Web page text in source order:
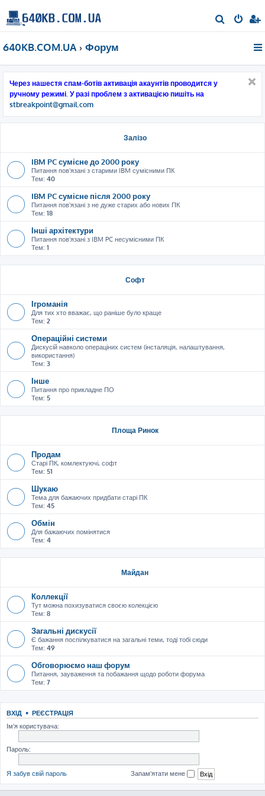
о
640KB.COM.UA Форум
Через нашестя спам-ботів активація акаунтів проводится у
ручному режимі. У разі проблем з активацією пишіть на
stbreakpoint@gmail.com
Залізо
IBM PC сумісне до 2000 року
Питання пов'язані з старими IBM сумісними ПК
Тем: 40
IBM PC сумісне після 2000 року
Питання пов'язані з не дуже старих або нових ПК
Тем: 18
Інші архітектури
Питання пов'язані з IBM PC несумісними ПК
Тем: 1
Софт
Ігроманія
Для тих хто вважає, що раніше було краще
Тем: 2
Операційні системи
Дискусій навколо операціних систем (інсталяція, налаштування,
використання)
Тем: 3
Інше
Питання про прикладне ПО
Тем: 5
Площа Ринок
Продам
Старі ПК, комлектуючі, софт
Тем: 51
Шукаю
Тема для бажаючих придбати старі ПК
Тем: 45
Обмін
Для бажаючих помінятися
Тем: 4
Майдан
Коллекції
Тут можна похизуватися своєю колекцією
Тем: 8
Загальні дискусії
Є бажання поспілкуватися на загальні теми, тоді тобі сюди
Тем: 49
Обговорюємо наш форум
Питання, зауваження та побажання щодо роботи форума
Тем: 7
ВХІД • РЕЄСТРАЦІЯ
Ім'я користувача:
Пароль:
Я забув свій пароль Запам'ятати мене